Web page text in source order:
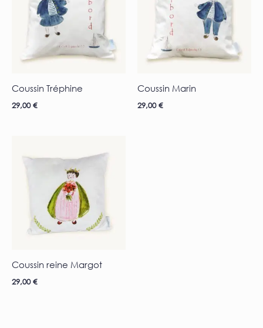
Coussin Tréphine
29,00€
Coussin Marin
29,00€
Coussin reine Margot
29,00€